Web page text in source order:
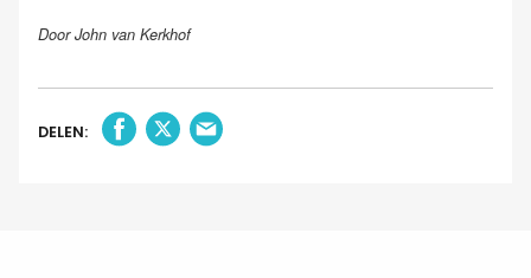
Door John van Kerkhof
DELEN: